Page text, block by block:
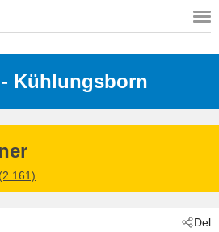
18225
- Kühlungsborn
Del